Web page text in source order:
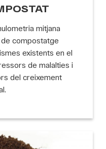
mitjana
compostatge
existents en el
de malalties i
del creixement